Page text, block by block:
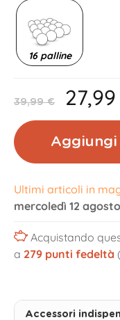
16 palline
39,99 €
Aggiungi
Ultimi articoli in
mercoledì 12
Acquistando
a 279 punti fedeltà
Accessori